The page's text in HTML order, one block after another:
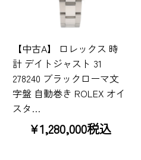
【中古A】 ロレックス 時
計 デイトジャスト 31
278240 ブラックローマ文
字盤 自動巻き ROLEX オイ
スタ…
¥1,280,000税込